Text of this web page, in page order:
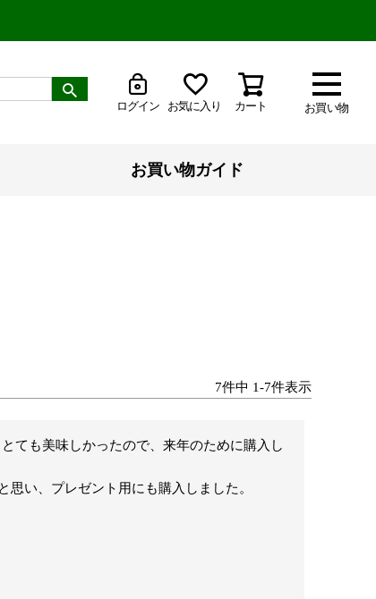
お買い物
ログイン お気に入り カート
お買い物ガイド
7件中 1-7件表示
ても美味しかったので、来年のために購入し
い、プレゼント用にも購入しました。